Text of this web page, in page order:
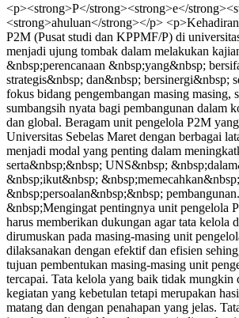
<p><strong>P</strong><strong>e</
<strong>ahuluan</strong></p>
P2M (Pusat studi dan KPPMF/P) di
menjadi ujung tombak dalam melakukan
&nbsp;perencanaan &nbsp;yang&nbsp;
strategis&nbsp; dan&nbsp; bersinergi&nbsp;
fokus bidang pengembangan masing masing,
sumbangsih nyata bagi pembangunan dalam
dan global. Beragam unit pengelola P2M
Universitas Sebelas Maret dengan berbagai
menjadi modal yang penting dalam
serta&nbsp;&nbsp; UNS&nbsp;
&nbsp;ikut&nbsp; &nbsp;memecahkan&nbsp;
&nbsp;persoalan&nbsp;&nbsp;
&nbsp;Mengingat pentingnya unit pengelola
harus memberikan dukungan agar tata kelola
dirumuskan pada masing-masing unit
dilaksanakan dengan efektif dan efisien
tujuan pembentukan masing-masing unit
tercapai. Tata kelola yang baik tidak mungkin
kegiatan yang kebetulan tetapi merupakan
matang dan dengan penahapan yang jelas.